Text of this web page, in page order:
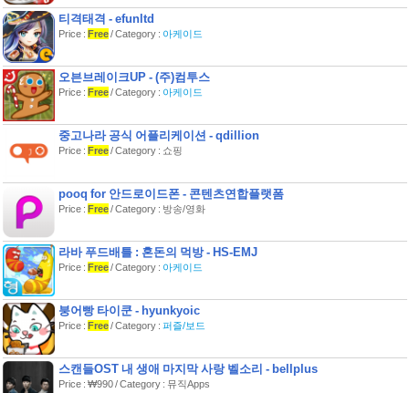
[공룡대탐험],[과일 농장],[꽃농장],[악기
티격태격 - efunltd
Price : Free/ Category : 아케이드
오븐브레이크UP - (주)컴투스
Price : Free/ Category : 아케이드
중고나라 공식 어플리케이션 - qdillion
Price : Free/ Category : 쇼핑
pooq for 안드로이드폰 - 콘텐츠연합플랫폼
Price : Free/ Category : 방송/영화
라바 푸드배틀 : 혼돈의 먹방 - HS-EMJ
Price : Free/ Category : 아케이드
붕어빵 타이쿤 - hyunkyoic
Price : Free/ Category : 퍼즐/보드
스캔들OST 내 생애 마지막 사랑 벨소리 - bellplus
Price : ₩990 / Category : 뮤직Apps